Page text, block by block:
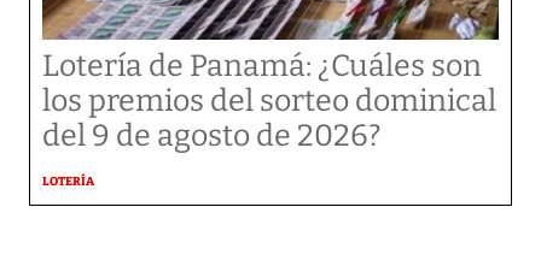
Lotería de Panamá: ¿Cuáles son
los premios del sorteo dominical
del 9 de agosto de 2026?
LOTERÍA